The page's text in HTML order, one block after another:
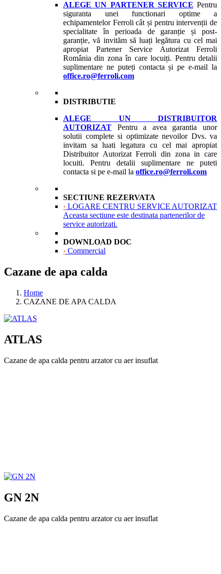
ALEGE UN PARTENER SERVICE Pentru
siguranta unei functionari optime a
echipamentelor Ferroli cât și pentru intervenții de
specialitate în perioada de garanție și post-
garanție, vă invităm să luați legătura cu cel mai
apropiat Partener Service Autorizat Ferroli
România din zona în care locuiți. Pentru detalii
suplimentare ne puteți contacta și pe e-mail la
office.ro@ferroli.com
DISTRIBUTIE
ALEGE UN DISTRIBUITOR
AUTORIZAT
Pentru a avea garantia unor
solutii complete si optimizate nevoilor Dvs. va
invitam sa luati legatura cu cel mai apropiat
Distribuitor Autorizat Ferroli din zona in care
locuiti. Pentru detalii suplimentare ne puteti
contacta si pe e-mail la office.ro@ferroli.com
SECTIUNE REZERVATA
› LOGARE CENTRU SERVICE AUTORIZAT
Aceasta sectiune este destinata partenerilor de
service autorizati.
DOWNLOAD DOC
› Commercial
Cazane de apa calda
Home
CAZANE DE APA CALDA
ATLAS
Cazane de apa calda pentru arzator cu aer insuflat
GN 2N
Cazane de apa calda pentru arzator cu aer insuflat